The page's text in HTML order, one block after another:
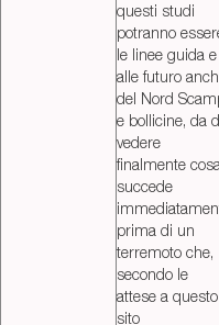
questi studi
potranno
le linee guida e
alle futuro
del Nord
e bollicine, da
vedere
finalmente
succede
prima di un
terremoto che,
secondo le
attese a questo
sito